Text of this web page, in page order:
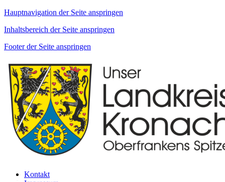
Hauptnavigation der Seite anspringen
Inhaltsbereich der Seite anspringen
Footer der Seite anspringen
Kontakt